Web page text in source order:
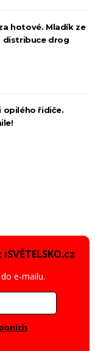
hotové. Mladík ze
distribuce drog
opilého řidiče.
e-mailu.